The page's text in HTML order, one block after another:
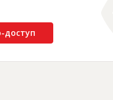
доступ